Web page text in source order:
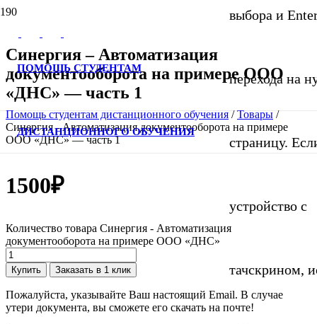
ПОМОЩЬ СТУДЕНТАМ
ДИСТАНЦИОННОГО ОБУЧЕНИЯ
выбора и
перехода на
страницу.
устройство с
тачскрином,
Синергия – Автоматизация
документооборота на примере ООО
«ДНС» — часть 1
Помощь студентам дистанционного обучения /Товары /
Синергия - Автоматизация документооборота на примере
ООО «ДНС» — часть 1
1500₽
Количество товара Синергия - Автоматизация
документооборота на примере ООО «ДНС»
Купить Заказать в 1 клик
Пожалуйста, указывайте Ваш настоящий Email. В случае
утери документа, вы сможете его скачать на почте!